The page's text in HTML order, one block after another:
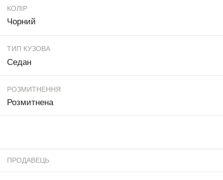
КОЛІР
Чорний
ТИП КУЗОВА
Седан
РОЗМИТНЕННЯ
Розмитнена
ПРОДАВЕЦЬ